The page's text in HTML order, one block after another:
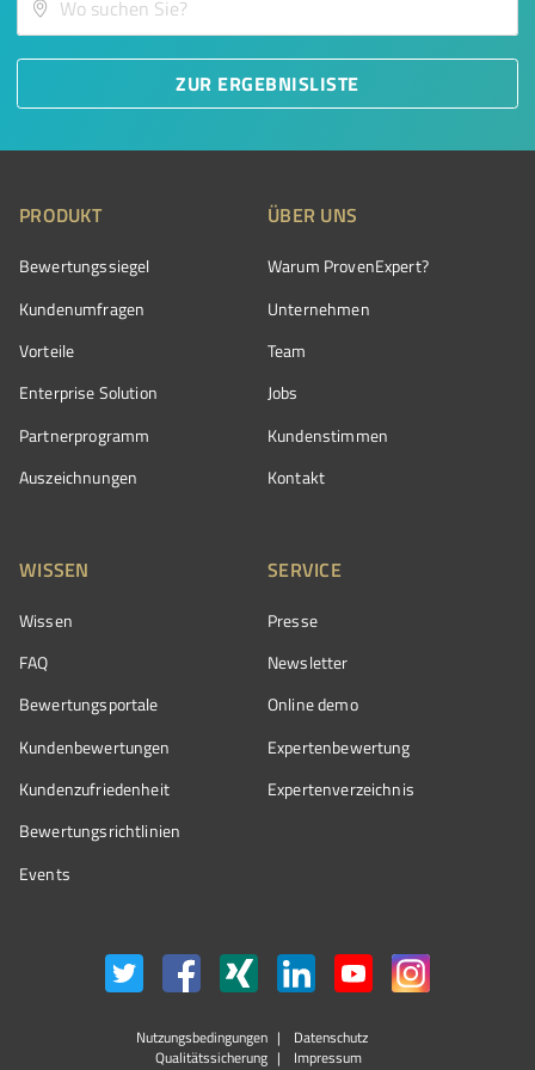
ZUR ERGEBNISLISTE
PRODUKT
Bewertungssiegel
Kundenumfragen
Vorteile
Enterprise Solution
Partnerprogramm
Auszeichnungen
ÜBER UNS
Warum ProvenExpert?
Unternehmen
Team
Jobs
Kundenstimmen
Kontakt
WISSEN
Wissen
FAQ
Bewertungsportale
Kundenbewertungen
Kundenzufriedenheit
Bewertungs­richtlinien
Events
SERVICE
Presse
Newsletter
Online demo
Expertenbewertung
Expertenverzeichnis
Nutzungsbedingungen
Datenschutz
Qualitätssicherung
Impressum